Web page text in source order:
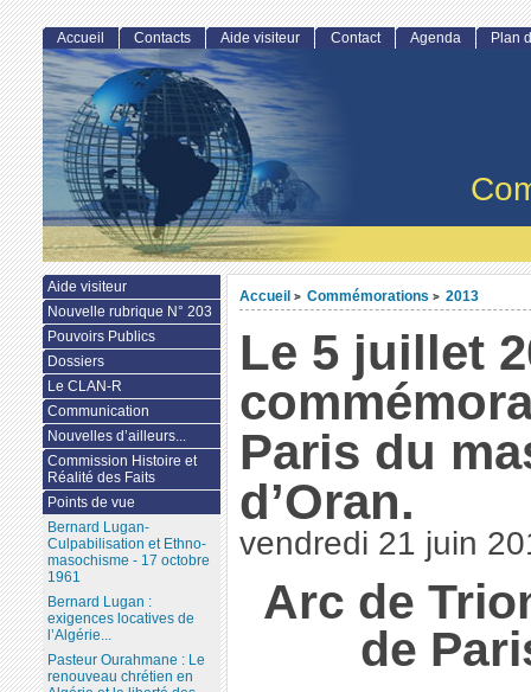
Accueil > Commémorations > 2013
Le 5 juillet
Paris du
d’Oran.
vendredi 21 juin
Arc de
de
Accueil Contacts Aide visiteur Contact Agenda Plan
Aide visiteur
Nouvelle rubrique N° 203
Pouvoirs Publics
Dossiers
Le CLAN-R
Communication
Nouvelles d’ailleurs...
Commission Histoire et
Réalité des Faits
Points de vue
Bernard Lugan-
Culpabilisation et Ethno-
masochisme - 17 octobre
1961
Bernard Lugan :
exigences locatives de
l’Algérie...
Pasteur Ourahmane : Le
renouveau chrétien en